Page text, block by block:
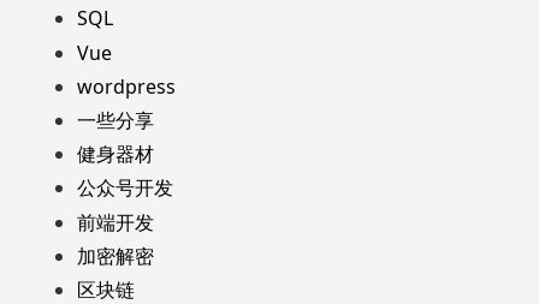
SQL
Vue
wordpress
一些分享
健身器材
公众号开发
前端开发
加密解密
区块链